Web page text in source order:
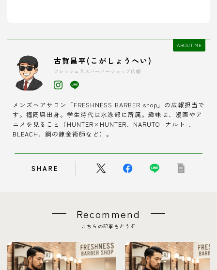
ABOUT ME
古賀昌平(こがしょうへい)
フレッシュネスバーバーショップ広報
メンズヘアサロン「FRESHNESS BARBER shop」の広報担当で
す。福岡県出身。学生時代は水泳部に所属。趣味は、漫画やア
ニメを見ること（HUNTER×HUNTER、NARUTO -ナルト-、
BLEACH、鋼の錬金術師など）。
SHARE
Recommend
こちらの記事もどうぞ